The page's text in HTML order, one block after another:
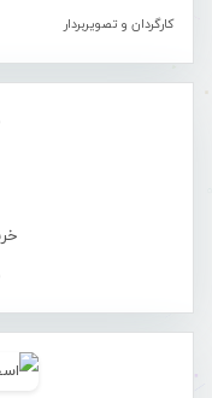
کارگردان و تصویربردار